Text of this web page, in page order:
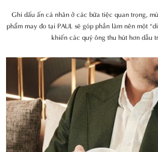
Ghi dấu ấn cá nhân ở các bữa tiệc quan trọng,
phẩm may đo tại PAUL sẽ góp phần làm nên một
khiến các quý ông thu hút hơn dẫu